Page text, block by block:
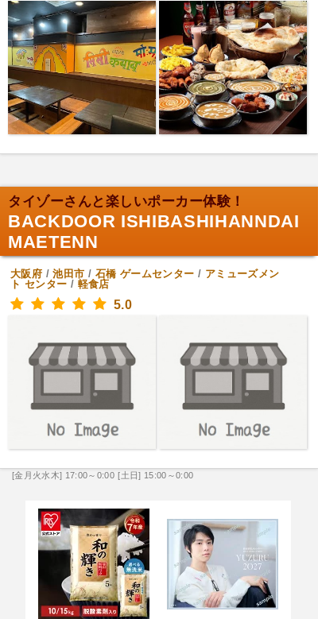
タイゾーさんと楽しいポーカー体験！
BACKDOOR ISHIBASHIHANNDAI
MAETENN
大阪府 /池田市 / 石橋 ゲームセンター / アミューズメン
ト センター / 軽食店
5.0
[金月火水木] 17:00～0:00 [土日] 15:00～0:00